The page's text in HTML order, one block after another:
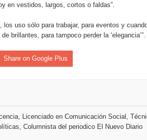
de pólizas con Inteligencia
Molina
superiores a RD$117 millones en
en vestidos, largos, cortos o faldas”.
los uso sólo para trabajar, para eventos y
brillantes, para tampoco perder la ‘elegancia’”.
Share on Google Plus
Licenciado en Comunicación Social,
Columnista del periodico El Nuevo Diario